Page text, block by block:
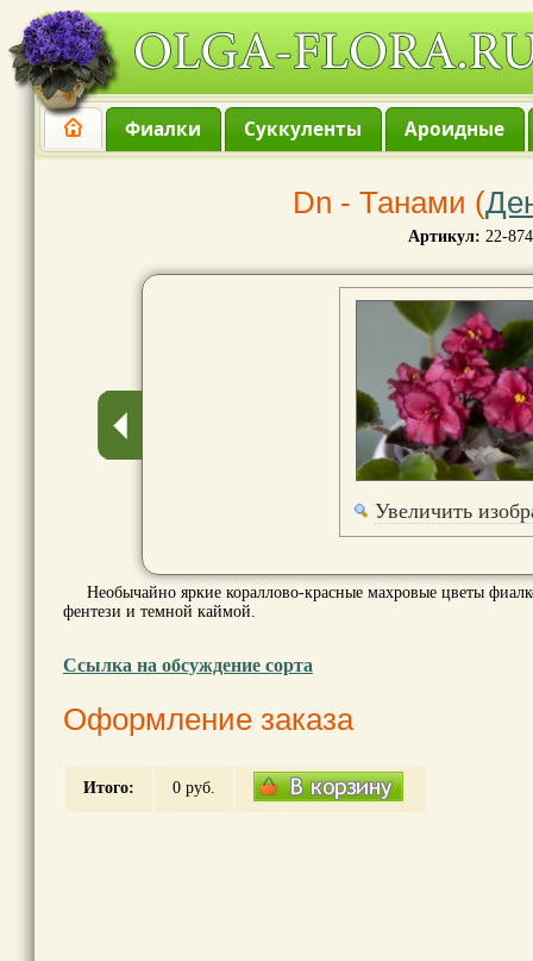
Фиалки Суккуленты Ароидные
Dn - Танами (
Артикул: 22-874
Увеличить
Необычайно яркие кораллово-красные махровые цветы
фентези и темной каймой.
Ссылка на обсуждение сорта
Оформление заказа
Итого: 0 руб.